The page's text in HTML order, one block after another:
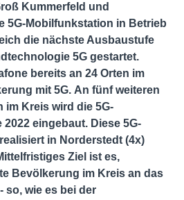
Kummerfeld und
5G-Mobilfunkstation in Betrieb
die nächste Ausbaustufe
5G gestartet.
bereits an 24 Orten im
mit 5G. An fünf weiteren
im Kreis wird die 5G-
eingebaut. Diese 5G-
in Norderstedt (4x)
Ziel ist es,
Bevölkerung im Kreis an das
so, wie es bei der